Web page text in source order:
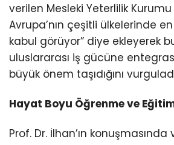
verilen Mesleki Yeterlilik
Avrupa’nın çeşitli ülkelerinde
kabul görüyor” diye ekleyerek
uluslararası iş gücüne
büyük önem taşıdığını
Hayat Boyu Öğrenme ve
Prof. Dr. İlhan’ın konuşmasında